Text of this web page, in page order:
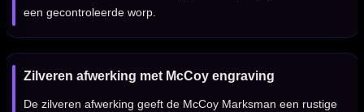
een gecontroleerde worp.
Zilveren afwerking met McCoy engraving
De zilveren afwerking geeft de McCoy Marksman een rustige